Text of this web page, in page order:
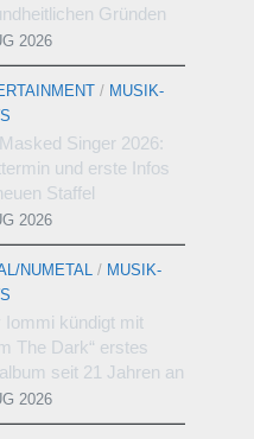
Gründen
2026
/ MUSIK-
Singer 2026:
und erste Infos
Staffel
2026
NUMETAL / MUSIK-
Iommi kündigt mit
The Dark“ erstes
seit 21 Jahren an
2026